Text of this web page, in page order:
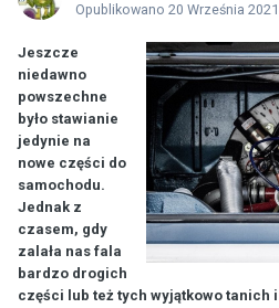
Opublikowano 20 Września 2021
Jeszcze
niedawno
powszechne
było stawianie
jedynie na
nowe części do
samochodu.
Jednak z
czasem, gdy
zalała nas fala
bardzo drogich
części lub też tych wyjątkowo tanich